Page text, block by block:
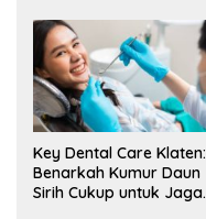
Key Dental Care Klaten:
Benarkah Kumur Daun
Sirih Cukup untuk Jaga